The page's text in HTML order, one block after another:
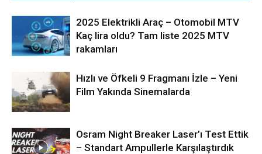
2025 Elektrikli Araç – Otomobil MTV
Kaç lira oldu? Tam liste 2025 MTV
rakamları
Hızlı ve Öfkeli 9 Fragmanı İzle – Yeni
Film Yakında Sinemalarda
Osram Night Breaker Laser’ı Test Ettik
– Standart Ampullerle Karşılaştırdık